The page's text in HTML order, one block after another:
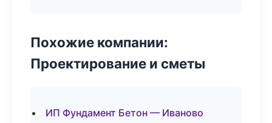
Похожие компании:
Проектирование и сметы
ИП Фундамент Бетон — Иваново